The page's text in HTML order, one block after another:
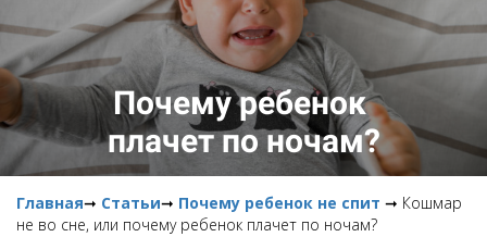
Почему ребенок
плачет по ночам?
Главная➞ Статьи➞ Почему ребенок не спит ➞ Кошмар
не во сне, или почему ребенок плачет по ночам?